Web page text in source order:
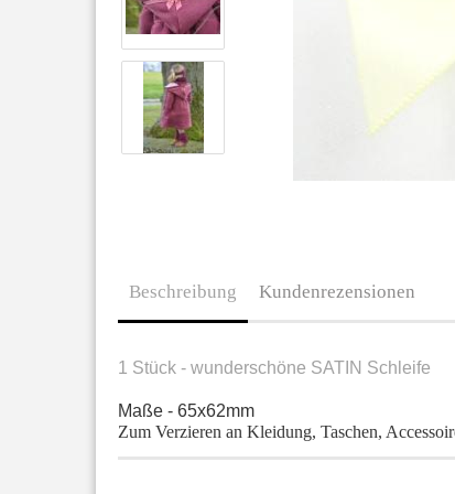
Beschreibung Kundenrezensionen
1 Stück - wunderschöne SATIN Schleife
Maße - 65x62mm
Zum Verzieren an Kleidung, Taschen,